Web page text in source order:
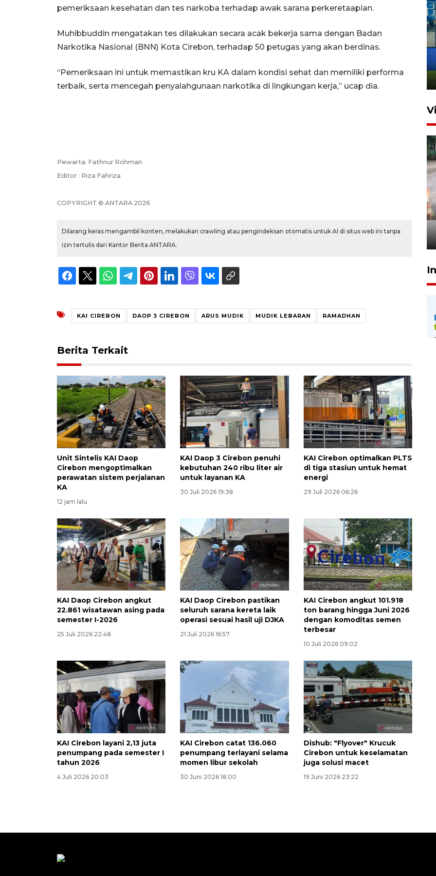
pemeriksaan kesehatan dan tes narkoba terhadap awak sarana perkeretaapian.
Muhibbuddin mengatakan tes dilakukan secara acak bekerja sama dengan Badan
Narkotika Nasional (BNN) Kota Cirebon, terhadap 50 petugas yang akan berdinas.
“Pemeriksaan ini untuk memastikan kru KA dalam kondisi sehat dan memiliki performa
terbaik, serta mencegah penyalahgunaan narkotika di lingkungan kerja,” ucap dia.
Pewarta: Fathnur Rohman
Editor : Riza Fahriza
COPYRIGHT © ANTARA 2026
Dilarang keras mengambil konten, melakukan crawling atau pengindeksan otomatis untuk AI di situs web ini tanpa
izin tertulis dari Kantor Berita ANTARA.
KAI CIREBON DAOP 3 CIREBON ARUS MUDIK MUDIK LEBARAN RAMADHAN
Berita Terkait
Unit Sintelis KAI Daop
Cirebon mengoptimalkan
perawatan sistem perjalanan
KA
12 jam lalu
KAI Daop 3 Cirebon penuhi
kebutuhan 240 ribu liter air
untuk layanan KA
30 Juli 2026 19:38
KAI Cirebon optimalkan PLTS
di tiga stasiun untuk hemat
energi
29 Juli 2026 06:26
KAI Daop Cirebon angkut
22.861 wisatawan asing pada
semester I-2026
25 Juli 2026 22:48
KAI Daop Cirebon pastikan
seluruh sarana kereta laik
operasi sesuai hasil uji DJKA
21 Juli 2026 16:57
KAI Cirebon angkut 101.918
ton barang hingga Juni 2026
dengan komoditas semen
terbesar
10 Juli 2026 09:02
KAI Cirebon layani 2,13 juta
penumpang pada semester I
tahun 2026
4 Juli 2026 20:03
KAI Cirebon catat 136.060
penumpang terlayani selama
momen libur sekolah
30 Juni 2026 18:00
Dishub: "Flyover" Krucuk
Cirebon untuk keselamatan
juga solusi macet
19 Juni 2026 23:22
Penutupan latihan bela negara
dan manajerial SPPI di
31 Juli 2026 18:01
Memberantas kejahatan
jalanan Jakarta